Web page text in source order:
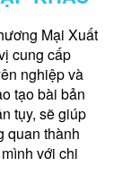
Mại Xuất
cung cấp
nghiệp và
tạo bài bản
tụy, sẽ giúp
quan thành
với chi